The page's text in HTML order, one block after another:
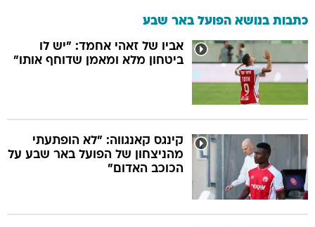
כתבות בנושא הפועל באר שבע
אביו של זאהי אחמד: "יש לו
ביטחון מלא ומאמן שדוחף אותו"
קינגס קאנגווה: "לא הופתעתי
מהניצחון של הפועל באר שבע על
הכוכב האדום"